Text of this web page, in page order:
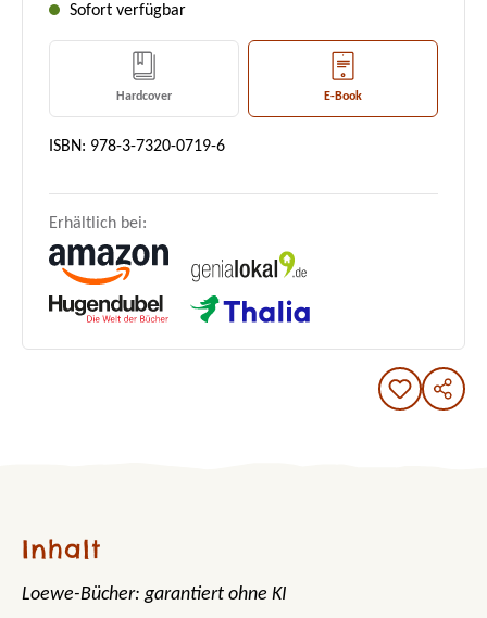
Sofort verfügbar
Hardcover E-Book
ISBN: 978-3-7320-0719-6
Erhältlich bei:
Inhalt
Loewe-Bücher: garantiert ohne KI